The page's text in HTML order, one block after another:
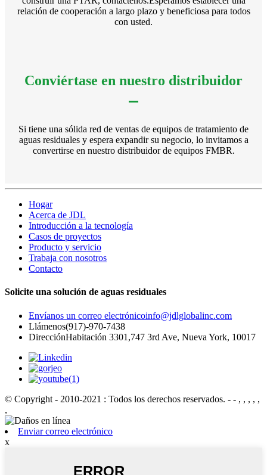
relación de cooperación a largo plazo y beneficiosa para todos
con usted.
Conviértase en nuestro distribuidor
Si tiene una sólida red de ventas de equipos de tratamiento de
aguas residuales y espera expandir su negocio, lo invitamos a
convertirse en nuestro distribuidor de equipos FMBR.
Hogar
Acerca de JDL
Introducción a la tecnología
Casos de proyectos
Producto y servicio
Trabaja con nosotros
Contacto
Solicite una solución de aguas residuales
Envíanos un correo electrónicoinfo@jdlglobalinc.com
Llámenos(917)-970-7438
DirecciónHabitación 3301,747 3rd Ave, Nueva York, 10017
© Copyright - 2010-2021 : Todos los derechos reservados. - - , , , , ,
,
Enviar correo electrónico
x